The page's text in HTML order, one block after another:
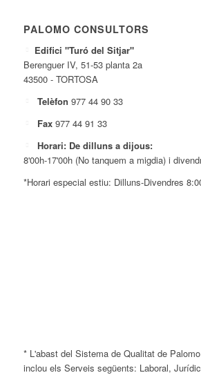
PALOMO CONSULTORS
Edifici "Turó del Sitjar"
Berenguer IV, 51-53 planta 2a
43500 - TORTOSA
Telèfon 977 44 90 33
Fax 977 44 91 33
Horari: De dilluns a dijous:
8'00h-17'00h (No tanquem a migdia) i
*Horari especial estiu: Dilluns-Divendres
* L'abast del Sistema de Qualitat de
inclou els Serveis següents: Laboral,